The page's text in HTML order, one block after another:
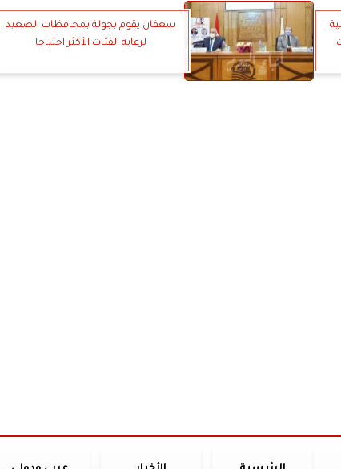
سعفان يقوم بجولة بمحافظات الصعيد
لرعاية الفئات الأكثر احتياجا